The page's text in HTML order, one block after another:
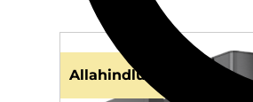
Allahindlus!